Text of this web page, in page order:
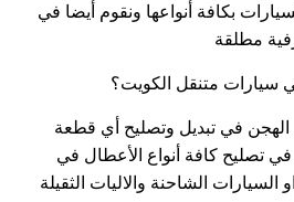
بكافة أنواعها ونقوم أيضا في
مطلقة
سيارات متنقل الكويت؟
في تبديل وتصليح أي قطعة
تصليح كافة أنواع الأعطال في
السيارات الشاحنة والاليات الثقيلة